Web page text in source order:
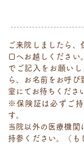
ご来院しましたら、
口へお越しください
でご記入をお願い
ら、お名前をお呼び
室にてお待ちくださ
※保険証は必ずご
す。
当院以外の医療機関
持参ください。（も